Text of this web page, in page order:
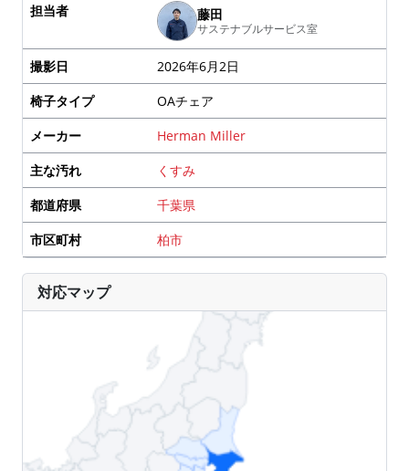
担当者 藤田
サステナブルサービス室
撮影日
2026年6月2日
椅子タイプ
OAチェア
メーカー
Herman Miller
主な汚れ
くすみ
都道府県
千葉県
市区町村
柏市
対応マップ